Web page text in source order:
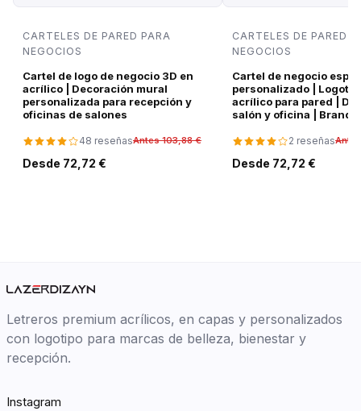
CARTELES DE PARED PARA
NEGOCIOS
Cartel de logo de negocio 3D en
acrílico | Decoración mural
personalizada para recepción y
oficinas de salones
48 reseñasAntes 103,88 €
Desde 72,72 €
CARTELES DE PARED
NEGOCIOS
Cartel de negocio
personalizado |
acrílico para pared |
salón y oficina |
2 reseñas
Desde 72,72 €
Letreros premium acrílicos, en capas y personalizados
con logotipo para marcas de belleza, bienestar y
recepción.
Instagram